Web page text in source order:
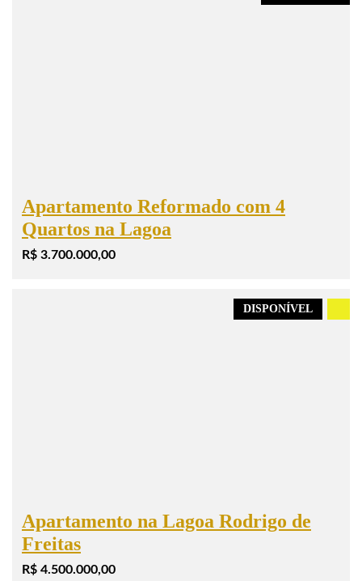
Apartamento Reformado com 4
Quartos na Lagoa
R$ 3.700.000,00
DISPONÍVEL
Apartamento na Lagoa Rodrigo de
Freitas
R$ 4.500.000,00